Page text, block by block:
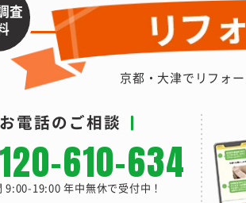
査
京都・大津でリフォ
お電話のご相談
610-634
9:00-19:00 年中無休で受付中！